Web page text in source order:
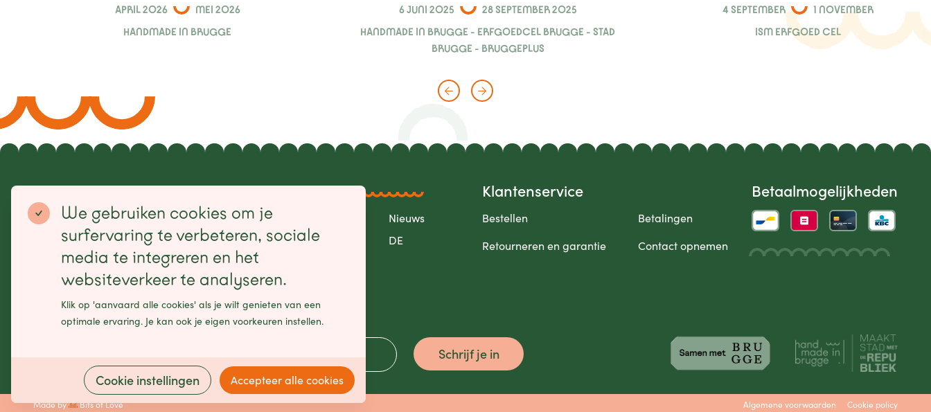
APRIL 2026
MEI 2026
HANDMADE IN BRUGGE
6 JUNI 2025
28 SEPTEMBER 2025
HANDMADE IN BRUGGE - ERFGOEDCEL BRUGGE - STAD
BRUGGE - BRUGGEPLUS
4 SEPTEMBER
1 NOVEMBER
ISM ERFGOED CEL
Sitemap
Home Makers Label Agenda
Nieuws
Projecten
Contact Publicaties EN DE
Klantenservice
Bestellen
Betalingen
Retourneren en garantie
Contact opnemen
Betaalmogelijkheden
Schrijf je in voor onze nieuwsbrief
Schrijf je in
Made by Bits of Love Algemene voorwaarden Cookie policy
We gebruiken cookies om je
surfervaring te verbeteren, sociale
media te integreren en het
websiteverkeer te analyseren.
Klik op 'aanvaard alle cookies' als je wilt genieten van een
optimale ervaring. Je kan ook je eigen voorkeuren instellen.
Cookie instellingen Accepteer alle cookies